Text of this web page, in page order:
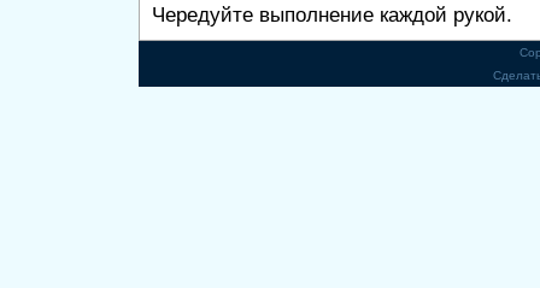
Чередуйте выполнение каждой рукой.